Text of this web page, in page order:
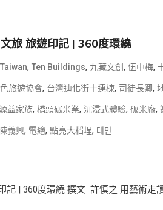
旅 旅遊印記 | 360度環繞
Taiwan, Ten Buildings, 九藏文創 , 伍中梅,
旅遊協會, 台灣迪化街十連棟, 司徒長卿,
益家族, 橋頭碾米業, 沉浸式體驗, 碾米廠,
陳義興, 電繪, 點亮大稻埕, 대만
記 | 360度環繞 撰文 許慎之 用藝術走